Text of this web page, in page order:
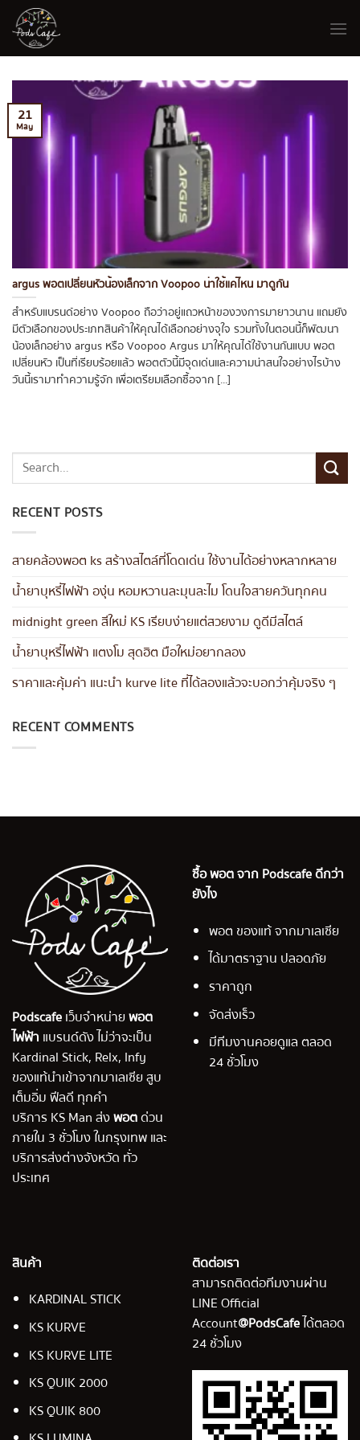
Skip
content
argus พอตเปลี่ยนหัวน้องเล็กจาก Voopoo น่าใช้แค่ไหน มาดูกัน
สำหรับแบรนด์อย่าง Voopoo ถือว่าอยู่แถวหน้าของวงการมายาวนาน แถมยัง
มีตัวเลือกของประเภทสินค้าให้คุณได้เลือกอย่างจุใจ รวมทั้งในตอนนี้ก็พัฒนา
น้องเล็กอย่าง argus หรือ Voopoo Argus มาให้คุณได้ใช้งานกันแบบ พอต
เปลี่ยนหัว เป็นที่เรียบร้อยแล้ว พอตตัวนี้มีจุดเด่นและความน่าสนใจอย่างไรบ้าง
วันนี้เรามาทำความรู้จัก เพื่อเตรียมเลือกซื้อจาก [...]
21
May
RECENT POSTS
สายคล้องพอต ks สร้างสไตล์ที่โดดเด่น ใช้งานได้อย่างหลากหลาย
น้ำยาบุหรี่ไฟฟ้า องุ่น หอมหวานละมุนละไม โดนใจสายควันทุกคน
midnight green สีใหม่ KS เรียบง่ายแต่สวยงาม ดูดีมีสไตล์
น้ำยาบุหรี่ไฟฟ้า แตงโม สุดฮิต มือใหม่อยากลอง
ราคาและคุ้มค่า แนะนำ kurve lite ที่ได้ลองแล้วจะบอกว่าคุ้มจริง ๆ
RECENT COMMENTS
Podscafeเว็บจำหน่ายพอต
ไฟฟ้า แบรนด์ดัง ไม่ว่าจะเป็น
Kardinal Stick, Relx, Infy
ของแท้นำเข้าจากมาเลเซีย สูบ
เต็มอิ่ม ฟีลดี ทุกคำ
บริการ KS Man ส่งพอตด่วน
ภายใน 3 ชั่วโมง ในกรุงเทพ และ
บริการส่งต่างจังหวัด ทั่ว
ประเทศ
ซื้อ พอต จาก Podscafe ดีกว่า
ยังไง
พอต ของแท้ จากมาเลเซีย
ได้มาตราฐาน ปลอดภัย
ราคาถูก
จัดส่งเร็ว
มีทีมงานคอยดูแล ตลอด
24 ชั่วโมง
สินค้า
KARDINAL STICK
KS KURVE
KS KURVE LITE
KS QUIK 2000
KS QUIK 800
ติดต่อเรา
สามารถติดต่อทีมงานผ่าน
LINE Official
Account@PodsCafeได้ตลอด
24 ชั่วโมง